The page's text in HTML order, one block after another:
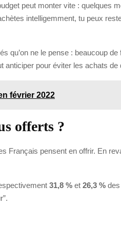
peut monter vite : quelques
intelligemment, tu peux
ne le pense : beaucoup
pour éviter les achats
février 2022
offerts ?
Français pensent en offrir. En
31,8 % et 26,3 %